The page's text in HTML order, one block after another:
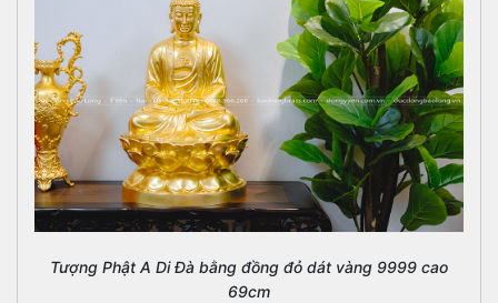
Tượng Phật A Di Đà bằng đồng đỏ dát vàng 9999 cao
69cm